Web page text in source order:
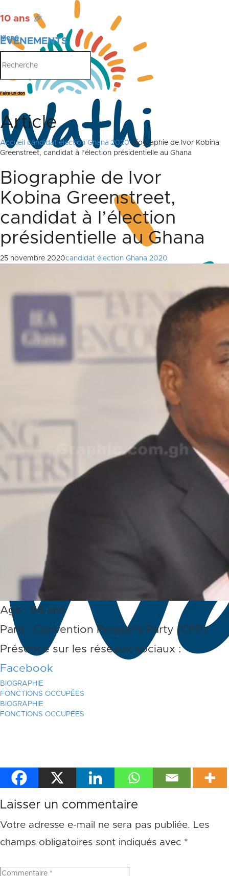
10 ans 🎉
ÉVÉNEMENTS
PUBLICATIONS
Menu
Faire un don
Article
Accueil candidat élection Ghana 2020 Biographie de Ivor Kobina
Greenstreet, candidat à l’élection présidentielle au Ghana
Biographie de Ivor
Kobina Greenstreet,
candidat à l’élection
présidentielle au Ghana
25 novembre 2020candidat élection Ghana 2020
Age : 54 ans
Parti : Convention People’s Party (CPP)
Présence sur les réseaux sociaux :
Facebook
BIOGRAPHIE
FONCTIONS OCCUPÉES
BIOGRAPHIE
FONCTIONS OCCUPÉES
Laisser un commentaire
Votre adresse e-mail ne sera pas publiée. Les
champs obligatoires sont indiqués avec *